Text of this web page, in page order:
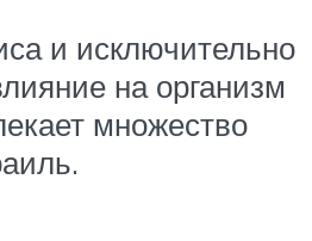
и исключительно
на организм
множество